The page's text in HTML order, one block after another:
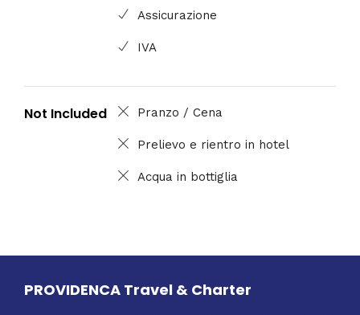
Assicurazione
IVA
Not Included Pranzo / Cena
Prelievo e rientro in hotel
Acqua in bottiglia
PROVIDENCA Travel & Charter